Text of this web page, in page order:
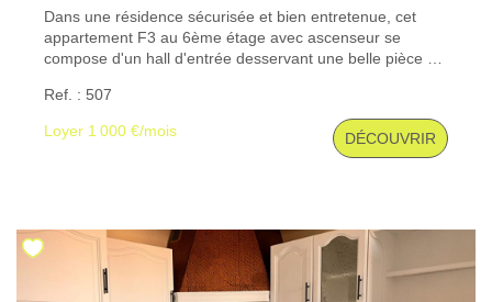
Dans une résidence sécurisée et bien entretenue, cet
appartement F3 au 6ème étage avec ascenseur se
compose d'un hall d'entrée desservant une belle pièce de
deux chambres - possibilité de faire une troisième
chambre - et une salle d'eau avec wc séparé. Cave et
Garage double. Très fonctionnel avec buanderie et
rangement. Chauffage et eau chaude collectif. Double
georisques. gouv. fr
Ref. : 507
Loyer 1 000 €/mois DÉCOUVRIR